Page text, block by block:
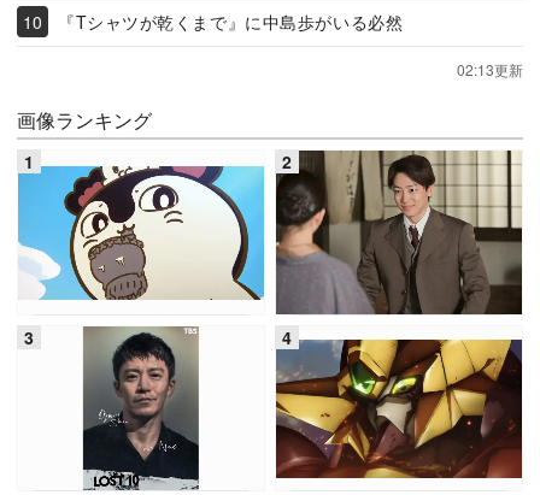
『Tシャツが乾くまで』に中島歩がいる必然
02:13更新
画像ランキング